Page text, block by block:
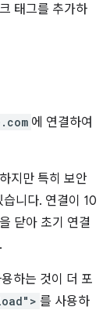
태그를 추가하
에 연결하여
지만 특히 보안
니다. 연결이 10
닫아 초기 연결
하는 것이 더 포
를 사용하